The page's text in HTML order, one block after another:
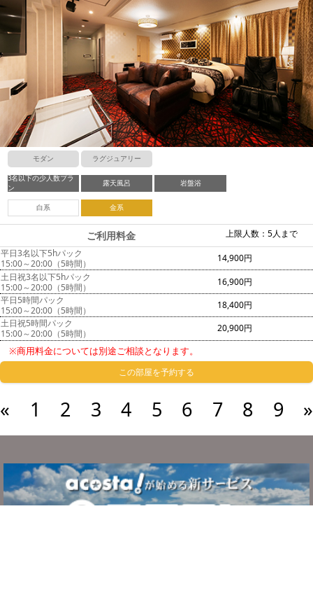
モダン ラグジュアリー
3名以下の少人数プラ
ン
露天風呂 岩盤浴
白系 金系
上限人数：5人まで
ご利用料金
平日3名以下5hパック
15:00～20:00（5時間）
14,900円
土日祝3名以下5hパック
15:00～20:00（5時間）
16,900円
平日5時間パック
15:00～20:00（5時間）
18,400円
土日祝5時間パック
15:00～20:00（5時間）
20,900円
※商用料金については別途ご相談となります。
この部屋を予約する
« 1 2 3 4 5 6 7 8 9 »